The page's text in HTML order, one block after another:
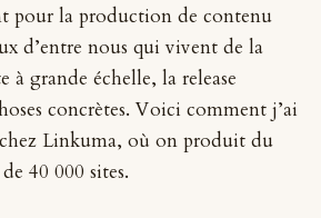
pour la production de contenu
d’entre nous qui vivent de la
à grande échelle, la release
concrètes. Voici comment j’ai
Linkuma, où on produit du
40 000 sites.